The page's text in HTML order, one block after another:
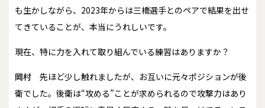
も生かしながら、2023年からは三橋選手とのペアで結果を出せ
てきていることが、本当にうれしいです。
――現在、特に力を入れて取り組んでいる練習はありますか？
岡村
先ほど少し触れましたが、お互いに元々ポジションが後
衛でした。後衛は“攻める”ことが求められるので攻撃力はあり